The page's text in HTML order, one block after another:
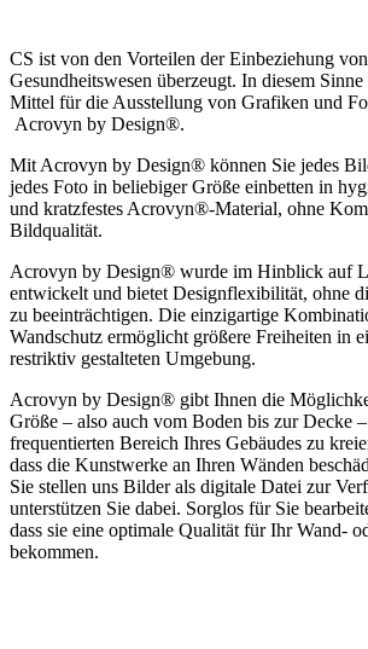
CS ist von den Vorteilen der Einbeziehung
Gesundheitswesen überzeugt. In diesem
Mittel für die Ausstellung von Grafiken und
Acrovyn by Design®.
Mit Acrovyn by Design® können Sie jedes
jedes Foto in beliebiger Größe einbetten in
und kratzfestes Acrovyn®-Material, ohne
Bildqualität.
Acrovyn by Design® wurde im Hinblick auf
entwickelt und bietet Designflexibilität, ohne
zu beeinträchtigen. Die einzigartige
Wandschutz ermöglicht größere Freiheiten in
restriktiv gestalteten Umgebung.
Acrovyn by Design® gibt Ihnen die
Größe – also auch vom Boden bis zur Decke
frequentierten Bereich Ihres Gebäudes zu
dass die Kunstwerke an Ihren Wänden
Sie stellen uns Bilder als digitale Datei zur
unterstützen Sie dabei. Sorglos für Sie
dass sie eine optimale Qualität für Ihr Wand-
bekommen.